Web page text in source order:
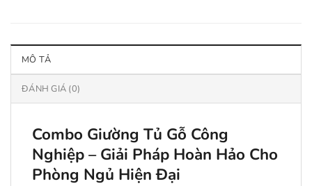
MÔ TẢ
ĐÁNH GIÁ (0)
Combo Giường Tủ Gỗ Công
Nghiệp – Giải Pháp Hoàn Hảo Cho
Phòng Ngủ Hiện Đại